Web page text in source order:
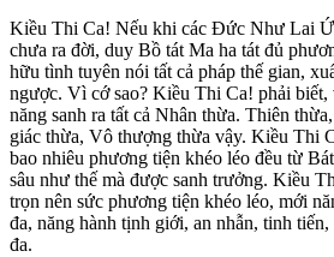
Kiều Thi Ca! Nếu khi các Đức Như Lai
chưa ra đời, duy Bồ tát Ma ha tát đủ
hữu tình tuyên nói tất cả pháp thế gian,
ngược. Vì cớ sao? Kiều Thi Ca! phải biết,
năng sanh ra tất cả Nhân thừa. Thiên
giác thừa, Vô thượng thừa vậy. Kiều Thi
bao nhiêu phương tiện khéo léo đều từ
sâu như thế mà được sanh trưởng. Kiều
trọn nên sức phương tiện khéo léo, mới
đa, năng hành tịnh giới, an nhẫn, tinh
đa.